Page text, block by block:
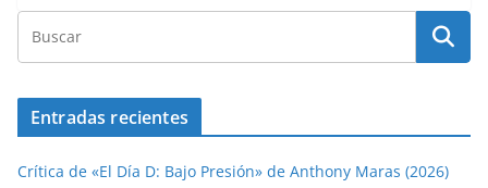
Entradas recientes
Crítica de «El Día D: Bajo Presión» de Anthony Maras (2026)